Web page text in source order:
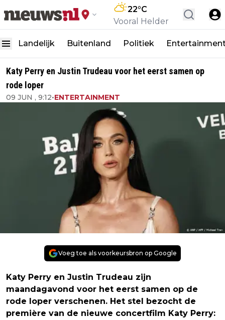
22°C
Vooral Helder
Landelijk Buitenland Politiek
Katy Perry en Justin Trudeau voor het eerst samen op
rode loper
09 JUN , 9:12•ENTERTAINMENT
Voeg toe als voorkeursbron op Google
Katy Perry en Justin Trudeau zijn
maandagavond voor het eerst samen op de
rode loper verschenen. Het stel bezocht de
première van de nieuwe concertfilm Katy Perry: